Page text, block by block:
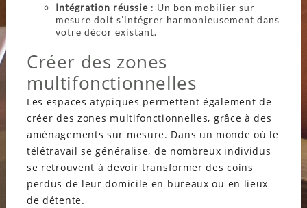
Intégration réussie: Un bon mobilier sur
mesure doit s’intégrer harmonieusement dans
votre décor existant.
Créer des zones
multifonctionnelles
Les espaces atypiques permettent également de
créer des zones multifonctionnelles, grâce à des
aménagements sur mesure. Dans un monde où le
télétravail se généralise, de nombreux individus
se retrouvent à devoir transformer des coins
perdus de leur domicile en bureaux ou en lieux
de détente.